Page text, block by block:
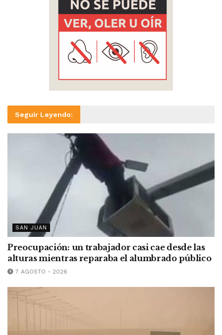
Seguir Leyendo:
SAN JUAN
Preocupación: un trabajador casi cae desde las
alturas mientras reparaba el alumbrado público
7 AGOSTO - 2026